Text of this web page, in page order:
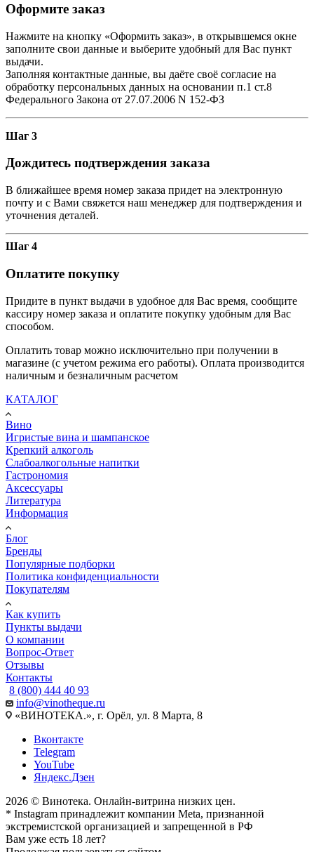
Оформите заказ
Нажмите на кнопку «Оформить заказ», в открывшемся окне
заполните свои данные и выберите удобный для Вас пункт
выдачи.
Заполняя контактные данные, вы даёте своё согласие на
обработку персональных данных на основании п.1 ст.8
Федерального Закона от 27.07.2006 N 152-ФЗ
Шаг 3
Дождитесь подтверждения заказа
В ближайшее время номер заказа придет на электронную
почту и с Вами свяжется наш менеджер для подтверждения и
уточнения деталей.
Шаг 4
Оплатите покупку
Придите в пункт выдачи в удобное для Вас время, сообщите
кассиру номер заказа и оплатите покупку удобным для Вас
способом.
Оплатить товар можно исключительно при получении в
магазине (с учетом режима его работы). Оплата производится
наличным и безналичным расчетом
КАТАЛОГ
Вино
Игристые вина и шампанское
Крепкий алкоголь
Слабоалкогольные напитки
Гастрономия
Аксессуары
Литература
Информация
Блог
Бренды
Популярные подборки
Политика конфиденциальности
Покупателям
Как купить
Пункты выдачи
О компании
Вопрос-Ответ
Отзывы
Контакты
8 (800) 444 40 93
info@vinotheque.ru
«ВИНОТЕКА.», г. Орёл, ул. 8 Марта, 8
Вконтакте
Telegram
YouTube
Яндекс.Дзен
2026 © Винотека. Онлайн-витрина низких цен.
* Instagram принадлежит компании Meta, признанной
экстремистской организацией и запрещенной в РФ
Вам уже есть 18 лет?